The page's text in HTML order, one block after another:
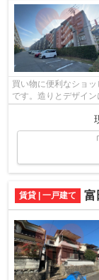
買い物に便利なショ
です。造りとデザイ
賃貸 | 一戸建て 富